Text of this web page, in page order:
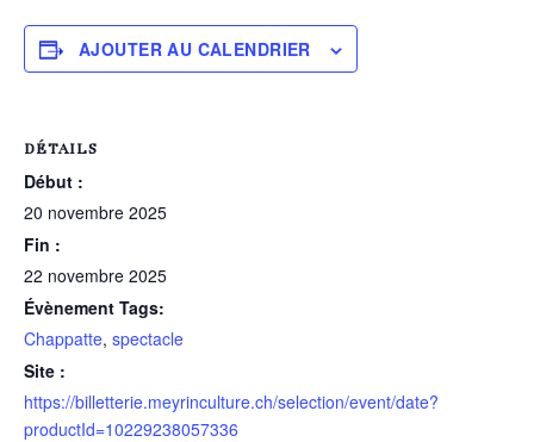
AJOUTER AU CALENDRIER
DÉTAILS
Début :
20 novembre 2025
Fin :
22 novembre 2025
Évènement Tags:
Chappatte, spectacle
Site :
https://billetterie.meyrinculture.ch/selection/event/date?
productId=10229238057336